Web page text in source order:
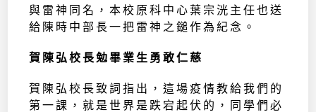
與雷神同名，本校原科中心葉宗洸主任也送
給陳時中部長一把雷神之鎚作為紀念。
賀陳弘校長勉畢業生勇敢仁慈
賀陳弘校長致詞指出，這場疫情教給我們的
第一課，就是世界是跌宕起伏的，同學們必